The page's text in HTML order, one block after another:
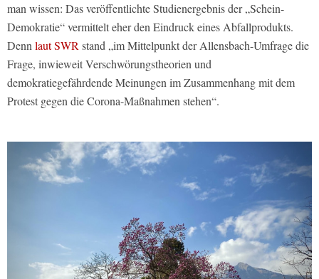
man wissen: Das veröffentlichte Studienergebnis der „Schein-
Demokratie“ vermittelt eher den Eindruck eines Abfallprodukts.
Dennlaut SWRstand „im Mittelpunkt der Allensbach-Umfrage die
Frage, inwieweit Verschwörungstheorien und
demokratiegefährdende Meinungen im Zusammenhang mit dem
Protest gegen die Corona-Maßnahmen stehen“.